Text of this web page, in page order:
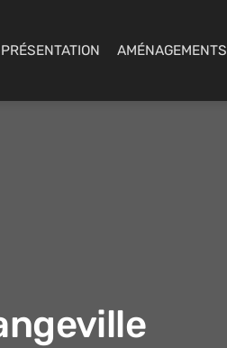
PRÉSENTATION AMÉNAGEMENTS